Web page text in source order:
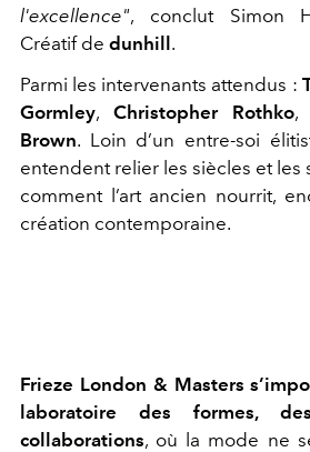
l'excellence", conclut Simon
Créatif de dunhill.
Parmi les intervenants attendus :
Gormley, Christopher Rothko,
Brown. Loin d’un entre-soi
entendent relier les siècles et les
comment l’art ancien nourrit,
création contemporaine.
Frieze London & Masters
laboratoire des formes,
collaborations, où la mode ne